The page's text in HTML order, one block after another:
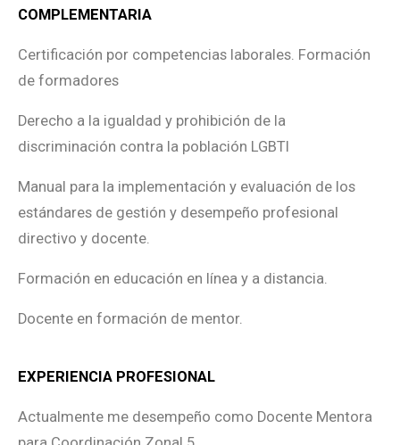
COMPLEMENTARIA
Certificación por competencias laborales. Formación
de formadores
Derecho a la igualdad y prohibición de la
discriminación contra la población LGBTI
Manual para la implementación y evaluación de los
estándares de gestión y desempeño profesional
directivo y docente.
Formación en educación en línea y a distancia.
Docente en formación de mentor.
EXPERIENCIA PROFESIONAL
Actualmente me desempeño como Docente Mentora